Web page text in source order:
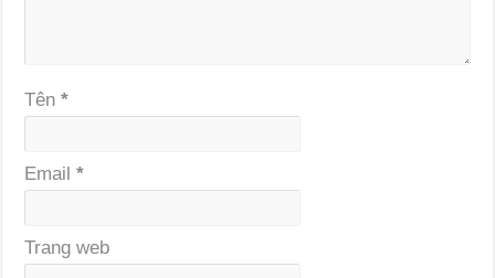
Tên*
Email*
Trang web